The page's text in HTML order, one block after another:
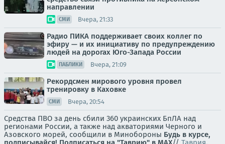
направлении
СМИ Вчера, 21:33
Радио ПИКА поддерживает своих коллег по
эфиру — и их инициативу по предупреждению
людей на дорогах Юго-Запада России
ПАБЛИКИ Вчера, 21:09
Рекордсмен мирового уровня провел
тренировку в Каховке
СМИ Вчера, 20:54
Средства ПВО за день сбили 360 украинских БпЛА над
регионами России, а также над акваториями Черного и
Азовского морей, сообщили в Минобороны Будь в курсе,